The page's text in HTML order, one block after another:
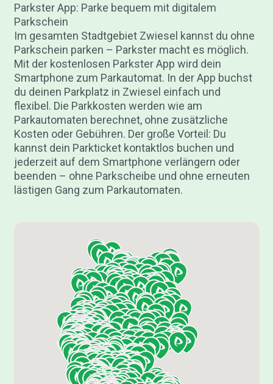
Parkster App: Parke bequem mit digitalem
Parkschein
Im gesamten Stadtgebiet Zwiesel kannst du ohne
Parkschein parken – Parkster macht es möglich.
Mit der kostenlosen Parkster App wird dein
Smartphone zum Parkautomat. In der App buchst
du deinen Parkplatz in Zwiesel einfach und
flexibel. Die Parkkosten werden wie am
Parkautomaten berechnet, ohne zusätzliche
Kosten oder Gebühren. Der große Vorteil: Du
kannst dein Parkticket kontaktlos buchen und
jederzeit auf dem Smartphone verlängern oder
beenden – ohne Parkscheibe und ohne erneuten
lästigen Gang zum Parkautomaten.